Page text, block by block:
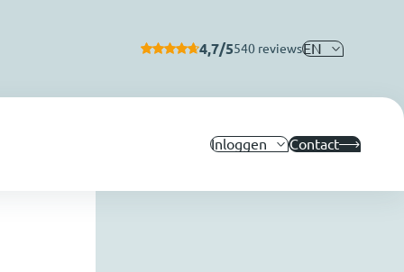
4,7/5540 reviewsEN
Inloggen Contact